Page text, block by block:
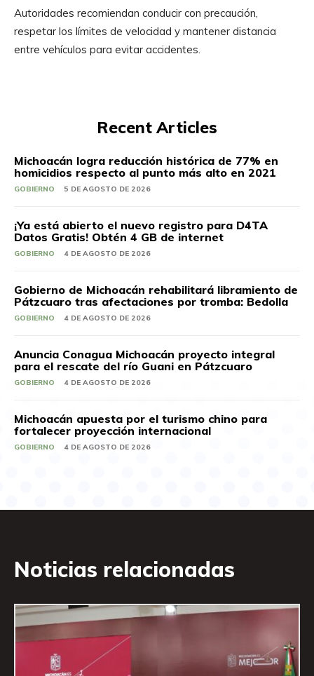
Autoridades recomiendan conducir con precaución,
respetar los límites de velocidad y mantener distancia
entre vehículos para evitar accidentes.
Recent Articles
Michoacán logra reducción histórica de 77% en
homicidios respecto al punto más alto en 2021
GOBIERNO 5 DE AGOSTO DE 2026
¡Ya está abierto el nuevo registro para D4TA
Datos Gratis! Obtén 4 GB de internet
GOBIERNO 4 DE AGOSTO DE 2026
Gobierno de Michoacán rehabilitará libramiento de
Pátzcuaro tras afectaciones por tromba: Bedolla
GOBIERNO 4 DE AGOSTO DE 2026
Anuncia Conagua Michoacán proyecto integral
para el rescate del río Guani en Pátzcuaro
GOBIERNO 4 DE AGOSTO DE 2026
Michoacán apuesta por el turismo chino para
fortalecer proyección internacional
GOBIERNO 4 DE AGOSTO DE 2026
Noticias relacionadas